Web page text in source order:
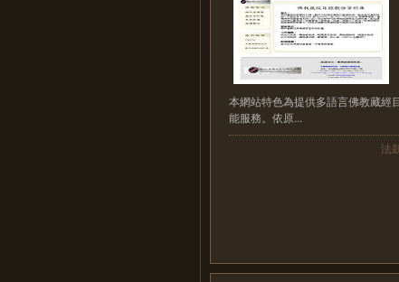
本網站特色為提供多語言佛教藏經
能服務。依原...
法